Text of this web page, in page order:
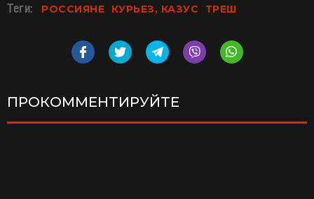
Теги: РОССИЯНЕ КУРЬЕЗ, КАЗУС ТРЕШ
ПРОКОММЕНТИРУЙТЕ